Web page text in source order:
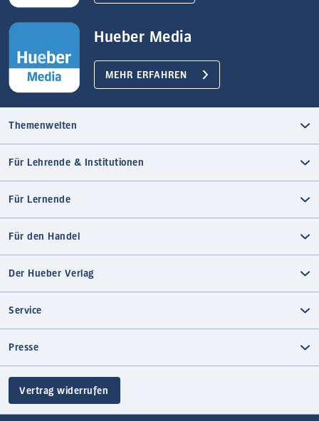
Hueber Media
MEHR ERFAHREN
Themenwelten
Für Lehrende & Institutionen
Für Lernende
Für den Handel
Der Hueber Verlag
Service
Presse
Vertrag widerrufen